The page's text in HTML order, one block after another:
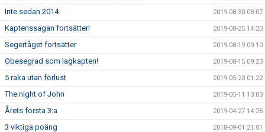
Inte sedan 2014 2019-08-30 08:07
Kaptenssagan fortsätter! 2019-08-25 14:20
Segertåget fortsätter 2019-08-19 09:10
Obesegrad som lagkapten! 2019-08-15 09:23
5 raka utan förlust 2019-05-23 01:22
The night of John 2019-05-11 13:03
Årets första 3:a 2019-04-27 14:25
3 viktiga poäng 2018-09-01 21:01